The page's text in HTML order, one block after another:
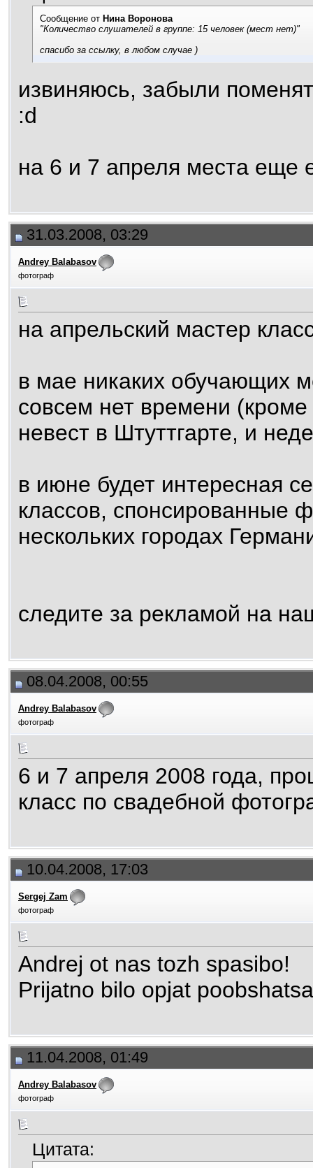
Сообщение от Нина Воронова
"Количество слушателей в группе: 15 человек (мест нет)"
спасибо за ссылку, в любом случае )
извиняюсь, забыли
:d
на 6 и 7 апреля места еще
31.03.2008, 03:29
Andrey Balabasov
фотограф
на апрельский мастер
в мае никаких обучающих
совсем нет времени
невест в Штуттгарте, и
в июне будет интересная
классов, спонсированные
нескольких городах
следите за рекламой на
08.04.2008, 00:55
Andrey Balabasov
фотограф
6 и 7 апреля 2008 года,
класс по свадебной
10.04.2008, 17:03
Sergej Zam
фотограф
Andrej ot nas tozh spasibo!
Prijatno bilo opjat
11.04.2008, 01:49
Andrey Balabasov
фотограф
Цитата: